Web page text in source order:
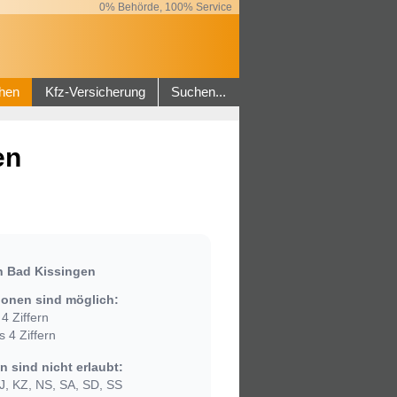
0% Behörde, 100% Service
Kfz-Versicherung Suchen...
Bad Kissingen
sind möglich:
Ziffern
4 Ziffern
sind nicht erlaubt:
KZ, NS, SA, SD, SS